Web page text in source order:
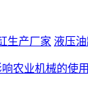
生产厂家 液压
农业机械的使用